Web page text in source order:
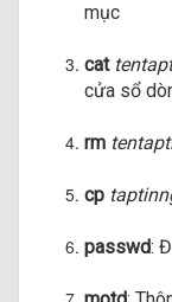
mục
cat
cửa sổ
rm
cp
passwd: